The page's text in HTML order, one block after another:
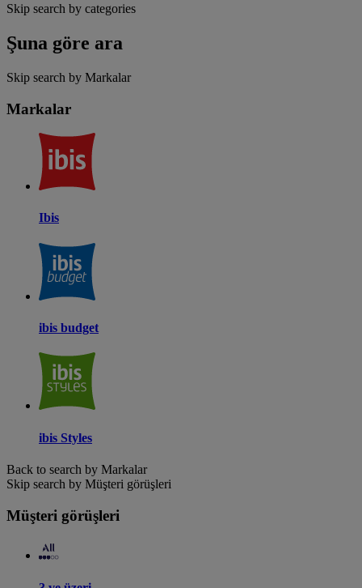
Skip search by categories
Şuna göre ara
Skip search by Markalar
Markalar
Ibis
ibis budget
ibis Styles
Back to search by Markalar
Skip search by Müşteri görüşleri
Müşteri görüşleri